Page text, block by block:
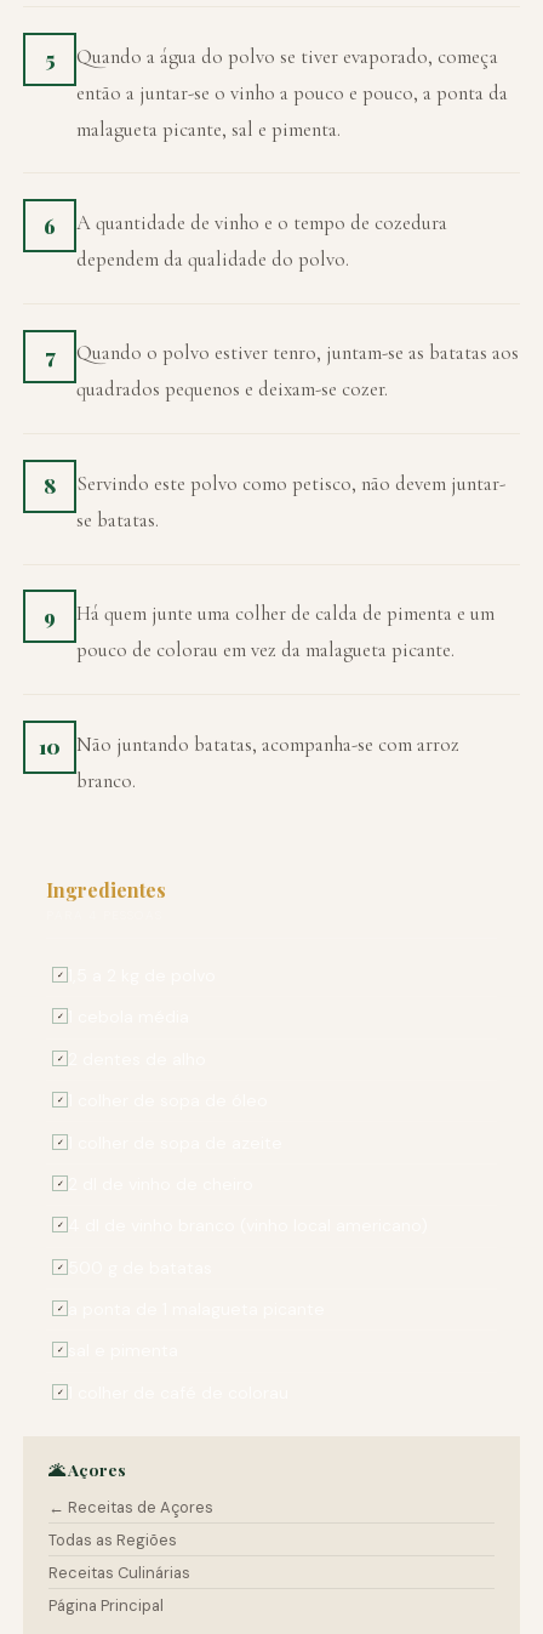
5
Quando a água do polvo se tiver evaporado, começa
então a juntar-se o vinho a pouco e pouco, a ponta da
malagueta picante, sal e pimenta.
6
A quantidade de vinho e o tempo de cozedura
dependem da qualidade do polvo.
7
Quando o polvo estiver tenro, juntam-se as batatas aos
quadrados pequenos e deixam-se cozer.
8
Servindo este polvo como petisco, não devem juntar-
se batatas.
9
Há quem junte uma colher de calda de pimenta e um
pouco de colorau em vez da malagueta picante.
10
Não juntando batatas, acompanha-se com arroz
branco.
Ingredientes
✓
✓
✓
✓
✓
✓
✓
✓
✓
✓
✓
🌋 Açores
← Receitas de Açores
Todas as Regiões
Receitas Culinárias
Página Principal